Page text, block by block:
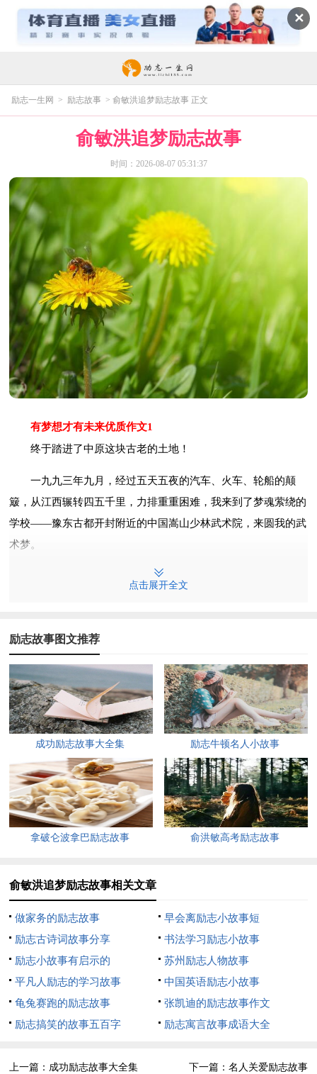
✕
励志一生网 > 励志故事 > 俞敏洪追梦励志故事 正文
俞敏洪追梦励志故事
时间：2026-08-07 05:31:37
有梦想才有未来优质作文1
终于踏进了中原这块古老的土地！
一九九三年九月，经过五天五夜的汽车、火车、轮船的颠
簸，从江西辗转四五千里，力排重重困难，我来到了梦魂萦绕的
学校——豫东古都开封附近的中国嵩山少林武术院，来圆我的武
术梦。
开学的五天，白天我认真刻苦地练功，晚上师兄弟们都打着
小山村，想起生活拮据的家，想起花甲已过的爷爷，已入不惑的
累，承欢膝下。而我，却远在千里之外学艺，尚不言赚钱以养父
母，犹不能自食其力，更还要向父母辛苦劳累的十亩薄田伸手要
钱，将生存依附于父母，这三年之间，他们还要为我节衣缩食，
不避寒暑地辛苦劳作……眼泪，一次次地打湿了枕头……
武术可以健身养生、防身自卫，当我邮购了几期《少林与太
极》后，便深深地迷恋上了武术，立志此生无论如何也要学武
术，以充实自己的人生。
报名后，我连买碗的钱都没有。为节省钱，贵一点的菜就不
打，以米汤代菜下馒头，早上常饿得头晕目眩。那段日子的生活
是我有生以来最为艰苦的，但艰苦中却夹杂着乐趣和新奇。
点击展开全文
励志故事图文推荐
成功励志故事大全集 励志牛顿名人小故事
拿破仑波拿巴励志故事 俞洪敏高考励志故事
俞敏洪追梦励志故事相关文章
做家务的励志故事
早会离励志小故事短
励志古诗词故事分享
书法学习励志小故事
励志小故事有启示的
苏州励志人物故事
平凡人励志的学习故事
中国英语励志小故事
龟兔赛跑的励志故事
张凯迪的励志故事作文
励志搞笑的故事五百字
励志寓言故事成语大全
上一篇： 成功励志故事大全集 下一篇： 名人关爱励志故事